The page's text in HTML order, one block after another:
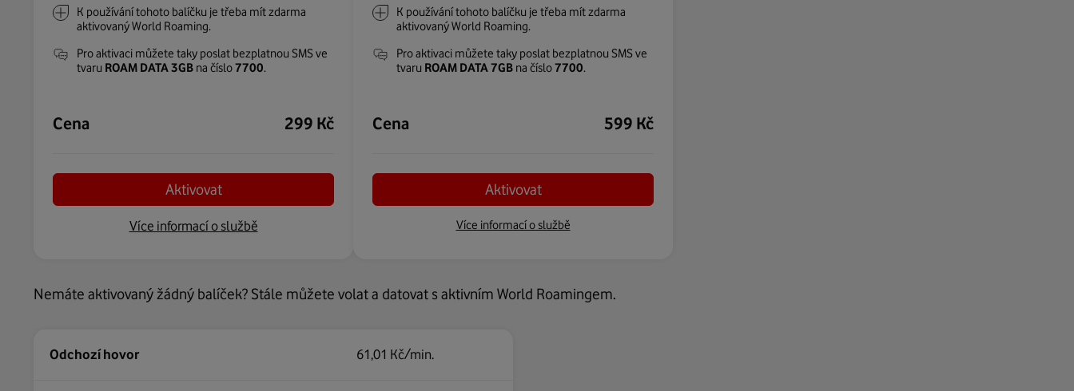
K používání tohoto balíčku je třeba mít zdarma
aktivovaný World Roaming.
Pro aktivaci můžete taky poslat bezplatnou SMS ve
tvaru ROAM DATA 3GB na číslo7700.
Cena 299 Kč
Aktivovat
Více informací o službě
K používání tohoto balíčku je třeba mít zdarma
aktivovaný World Roaming.
Pro aktivaci můžete taky poslat bezplatnou SMS ve
tvaru ROAM DATA 7GB na číslo7700.
Cena 599 Kč
Aktivovat
Více informací o službě
Nemáte aktivovaný žádný balíček? Stále můžete volat a datovat s aktivním World Roamingem.
Odchozí hovor 61,01 Kč/min.
Na den 199 Kč
Nastavit v Můj Vodafone
Více informací o službě